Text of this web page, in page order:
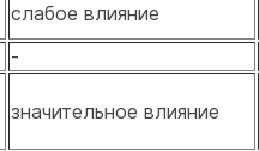
слабое влияние
-
значительное влияние